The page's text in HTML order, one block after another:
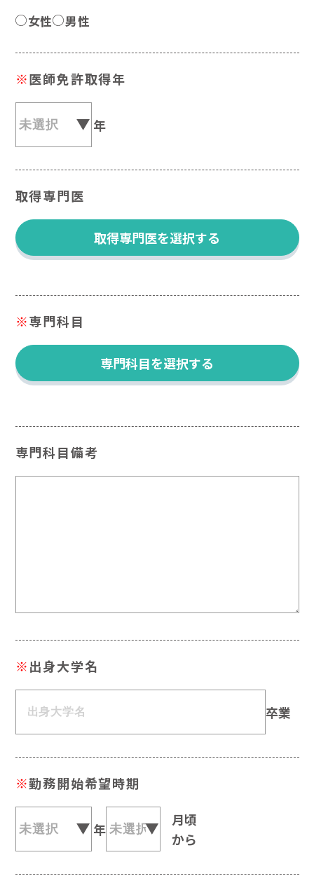
女性 男性
※医師免許取得年
年
取得専門医
取得専門医を選択する
※専門科目
専門科目を選択する
専門科目備考
※出身大学名
卒業
※勤務開始希望時期
年
月頃
から